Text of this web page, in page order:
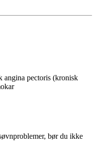
pectoris (kronisk
bør du ikke